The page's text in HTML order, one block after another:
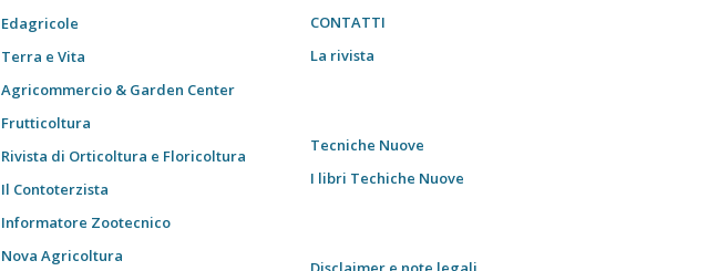
Edagricole
Terra e Vita
Agricommercio & Garden Center
Frutticoltura
Rivista di Orticoltura e Floricoltura
Il Contoterzista
Informatore Zootecnico
Nova Agricoltura
CONTATTI
La rivista
Tecniche Nuove
I libri Techiche Nuove